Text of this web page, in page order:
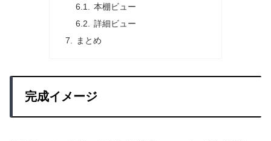
本棚ビュー
詳細ビュー
まとめ
完成イメージ